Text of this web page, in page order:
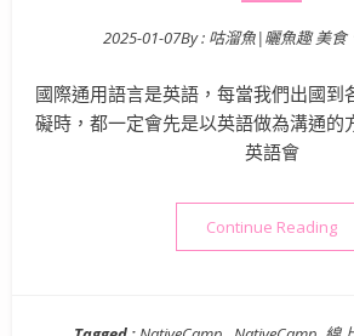
2025-01-07By : 咕溜魚|曬魚趣 美食
國際通用語言是英語，每當我們出國到
礙時，都一定會先是以英語做為溝通的
英語會
Continue Reading